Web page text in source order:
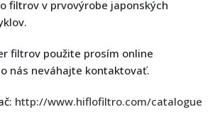
filtrov v prvovýrobe japonských
filtrov použite prosím online
nás neváhajte kontaktovať.
http://www.hiflofiltro.com/catalogue